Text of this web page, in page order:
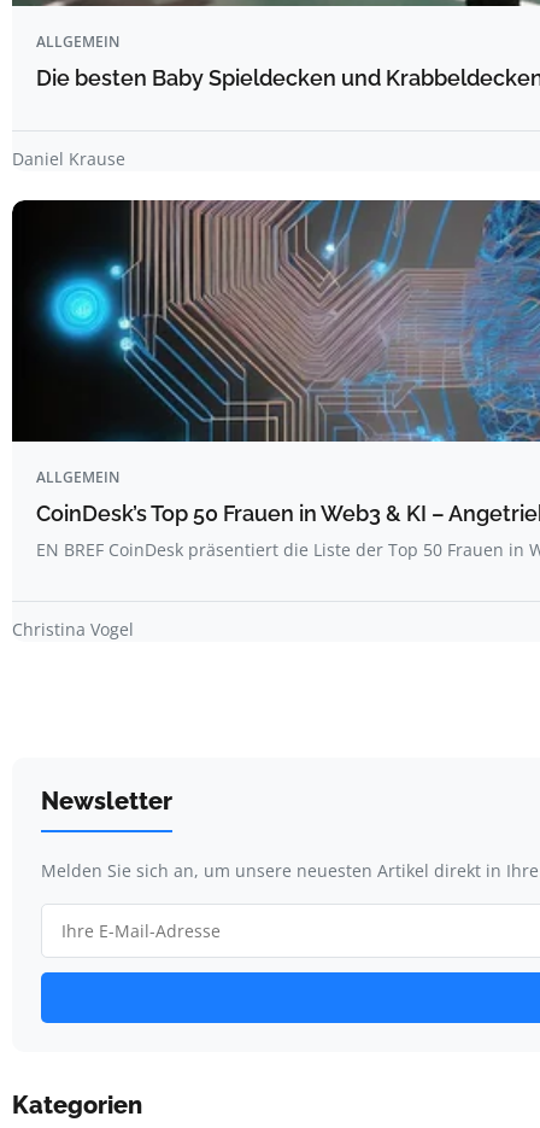
ALLGEMEIN
Die besten Baby Spieldecken und
Daniel Krause
ALLGEMEIN
CoinDesk’s Top 50 Frauen in Web3 & KI –
EN BREF CoinDesk präsentiert die Liste der Top 50 Frauen in
Christina Vogel
Newsletter
Melden Sie sich an, um unsere neuesten Artikel direkt in
Kategorien